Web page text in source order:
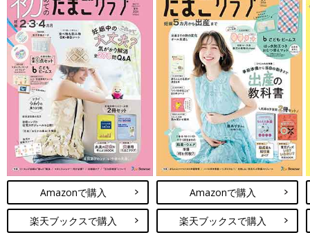
Amazonで購入
楽天ブックスで購入
Amazonで購入
楽天ブックスで購入